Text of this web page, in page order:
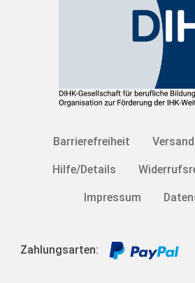
Barrierefreiheit
Hilfe/Details
Impressum
Zahlungsarten: